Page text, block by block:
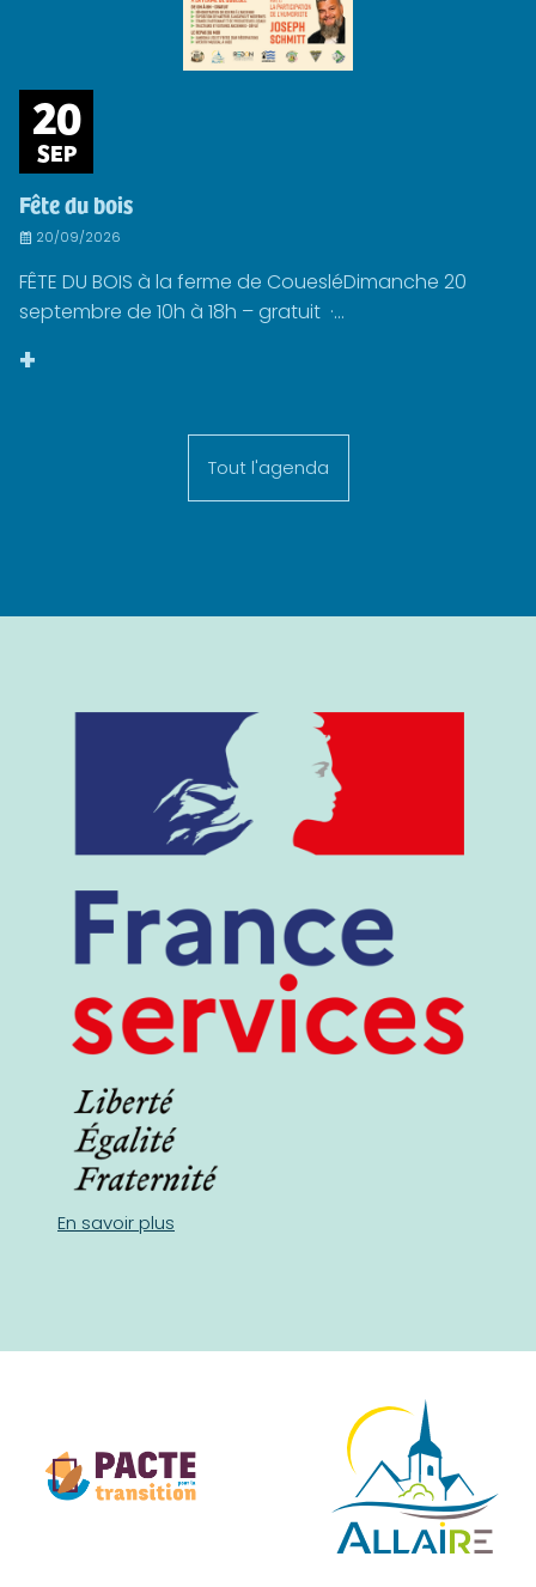
20
SEP
Fête du bois
20/09/2026
FÊTE DU BOIS à la ferme de CouesléDimanche 20
septembre de 10h à 18h – gratuit ·...
+
Tout l'agenda
En savoir plus